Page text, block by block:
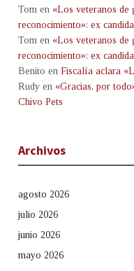
Tom en «Los veteranos de
reconocimiento»: ex
Tom en «Los veteranos de
reconocimiento»: ex
Benito en Fiscalía aclara
Rudy en «Gracias, por
Chivo Pets
Archivos
agosto 2026
julio 2026
junio 2026
mayo 2026